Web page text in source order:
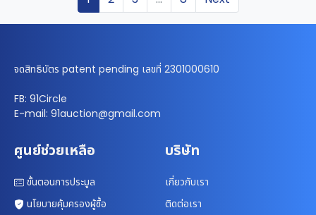
จดสิทธิบัตร patent pending เลขที่ 2301000610
FB: 91Circle
E-mail: 91auction@gmail.com
ศูนย์ช่วยเหลือ
ขั้นตอนการประมูล
นโยบายคุ้มครองผู้ซื้อ
บริษัท
เกี่ยวกับเรา
ติดต่อเรา